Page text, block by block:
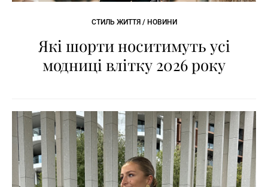
СТИЛЬ ЖИТТЯ / НОВИНИ
Які шорти носитимуть усі
модниці влітку 2026 року